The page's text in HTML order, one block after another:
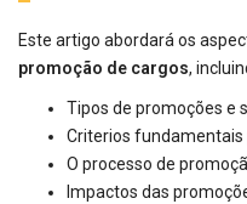
Este artigo abordará os
promoção de cargos,
Tipos de promoções e
Criterios fundamentais
O processo de
Impactos das